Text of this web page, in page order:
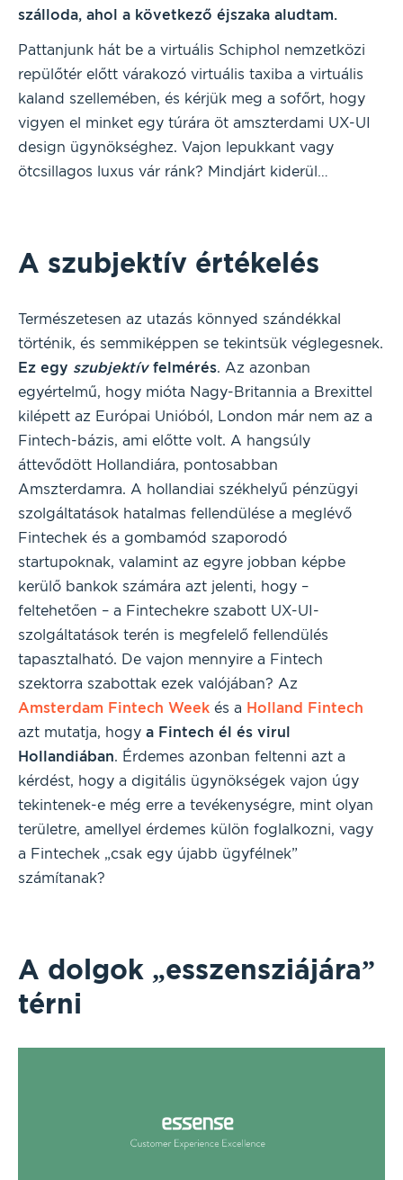
szálloda, ahol a következő éjszaka aludtam.
Pattanjunk hát be a virtuális Schiphol nemzetközi
repülőtér előtt várakozó virtuális taxiba a virtuális
kaland szellemében, és kérjük meg a sofőrt, hogy
vigyen el minket egy túrára öt amszterdami UX-UI
design ügynökséghez. Vajon lepukkant vagy
ötcsillagos luxus vár ránk? Mindjárt kiderül…
A szubjektív értékelés
Természetesen az utazás könnyed szándékkal
történik, és semmiképpen se tekintsük véglegesnek.
Ez egy szubjektívfelmérés. Az azonban
egyértelmű, hogy mióta Nagy-Britannia a Brexittel
kilépett az Európai Unióból, London már nem az a
Fintech-bázis, ami előtte volt. A hangsúly
áttevődött Hollandiára, pontosabban
Amszterdamra. A hollandiai székhelyű pénzügyi
szolgáltatások hatalmas fellendülése a meglévő
Fintechek és a gombamód szaporodó
startupoknak, valamint az egyre jobban képbe
kerülő bankok számára azt jelenti, hogy –
feltehetően – a Fintechekre szabott UX-UI-
szolgáltatások terén is megfelelő fellendülés
tapasztalható. De vajon mennyire a Fintech
szektorra szabottak ezek valójában? Az
Amsterdam Fintech Week és a Holland Fintech
azt mutatja, hogy a Fintech él és virul
Hollandiában. Érdemes azonban feltenni azt a
kérdést, hogy a digitális ügynökségek vajon úgy
tekintenek-e még erre a tevékenységre, mint olyan
területre, amellyel érdemes külön foglalkozni, vagy
a Fintechek „csak egy újabb ügyfélnek”
számítanak?
A dolgok „esszensziájára”
térni